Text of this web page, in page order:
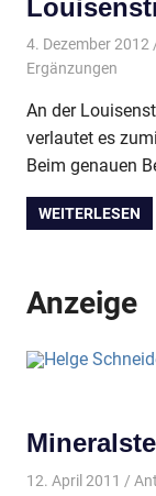
4. Dezember 2012
Ergänzungen
An der
verlautet es
Beim genauen
WEITERLESEN
Anzeige
12. April 2011